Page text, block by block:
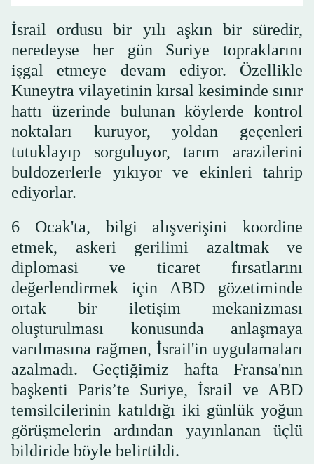
İsrail ordusu bir yılı aşkın bir süredir,
neredeyse her gün Suriye topraklarını
işgal etmeye devam ediyor. Özellikle
Kuneytra vilayetinin kırsal kesiminde sınır
hattı üzerinde bulunan köylerde kontrol
noktaları kuruyor, yoldan geçenleri
tutuklayıp sorguluyor, tarım arazilerini
buldozerlerle yıkıyor ve ekinleri tahrip
ediyorlar.
6 Ocak'ta, bilgi alışverişini koordine
etmek, askeri gerilimi azaltmak ve
diplomasi ve ticaret fırsatlarını
değerlendirmek için ABD gözetiminde
ortak bir iletişim mekanizması
oluşturulması konusunda anlaşmaya
varılmasına rağmen, İsrail'in uygulamaları
azalmadı. Geçtiğimiz hafta Fransa'nın
başkenti Paris’te Suriye, İsrail ve ABD
temsilcilerinin katıldığı iki günlük yoğun
görüşmelerin ardından yayınlanan üçlü
bildiride böyle belirtildi.